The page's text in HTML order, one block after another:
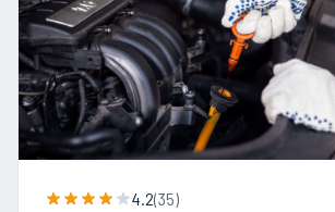
4.2(35)